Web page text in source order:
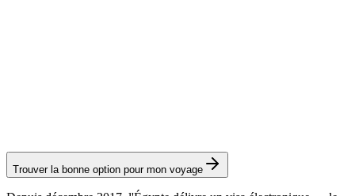
Trouver la bonne option pour mon voyage